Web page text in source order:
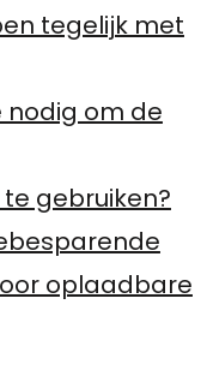
tegelijk met
nodig om de
gebruiken?
oplaadbare